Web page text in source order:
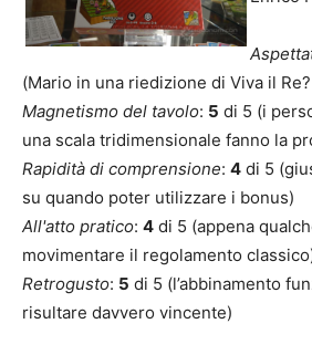
(Mario in una riedizione di Viva il
Magnetismo del tavolo: 5 di 5 (i
una scala tridimensionale fanno la
Rapidità di comprensione: 4 di 5
su quando poter utilizzare i bonus)
All'atto pratico: 4 di 5 (appena
movimentare il regolamento
Retrogusto: 5 di 5 (l’abbinamento
risultare davvero vincente)